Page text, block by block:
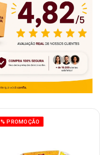
% PROMOÇÃO